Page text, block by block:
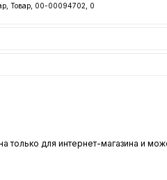
Товар, 00-00094702, 0
только для интернет-магазина и